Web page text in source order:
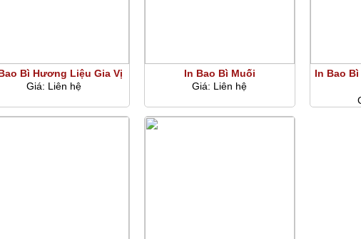
Bì Hương Liệu Gia Vị
Giá: Liên hệ
In Bao Bì Muối
Giá: Liên hệ
In Bao